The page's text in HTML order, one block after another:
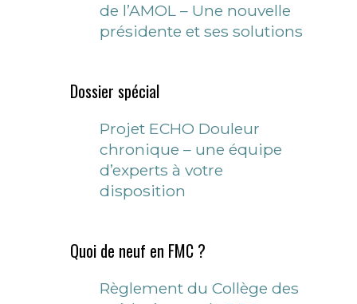
de l’AMOL – Une nouvelle
présidente et ses solutions
Dossier spécial
Projet ECHO Douleur
chronique – une équipe
d’experts à votre
disposition
Quoi de neuf en FMC ?
Règlement du Collège des